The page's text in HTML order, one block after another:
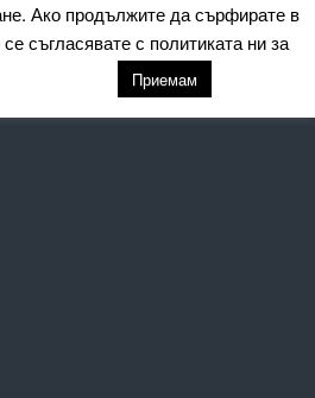
Ако продължите да сърфирате в
съгласявате с политиката ни за
Приемам